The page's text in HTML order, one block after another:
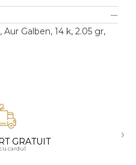
Galben, 14 k, 2.05 gr,
GRATUIT
cardul
›